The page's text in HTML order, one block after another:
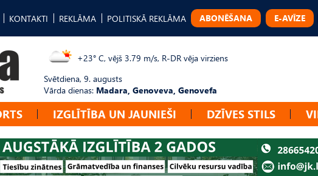
KONTAKTI REKLĀMA POLITISKĀ REKLĀMA ABONĒŠANA E-AVĪZE
+23° C, vējš 3.79 m/s, R-DR vēja virziens
Svētdiena, 9. augusts
Vārda dienas: Madara, Genoveva, Genovefa
IZGLĪTĪBA UN JAUNIEŠI DZĪVES STILS